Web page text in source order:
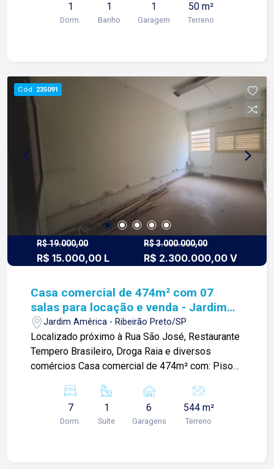
de visita, entre em contato. Lago Imóveis - desde
1987 construindo relacionamentos e confiança
1
Dorm.
1
Banho
1
Garagem
50 m²
Terreno
Cód. 235091
R$ 19.000,00
R$ 15.000,00 L
R$ 3.000.000,00
R$ 2.300.000,00 V
Casa comercial de 474m² com 07
salas para locação e venda - Jardim
Sumaré
Jardim América - Ribeirão Preto/SP
Localizado próximo à Rua São José, Restaurante
Tempero Brasileiro, Droga Raia e diversos
comércios Casa comercial de 474m² com: Piso
-Cozinha; -05 vagas de garagens; Para mais
informações e agendar visita, entre em contato.
Lago é RELACIONAMENTO! Desde 1987 esta é a
7
Dorm.
1
Suite
6
Garagens
544 m²
Terreno